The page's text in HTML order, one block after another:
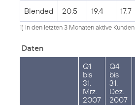
Blended 20,5 19,4 17,7
1) in den letzten 3 Monaten aktive Kunden
Daten
Q1
bis
31.
Mrz.
2007
Q4
bis
31.
Dez.
2007